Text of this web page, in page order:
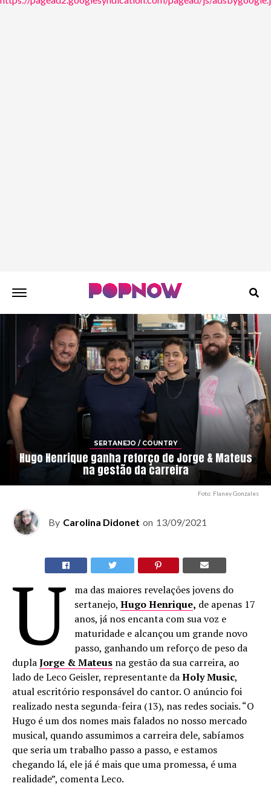
SERTANEJO / COUNTRY
Hugo Henrique ganha reforço de Jorge & Mateus
na gestão da carreira
Foto: Flaney Gonzales
By Carolina Didonet on 13/09/2021
U
ma das maiores revelações jovens do
sertanejo,Hugo Henrique, de apenas 17
anos, já nos encanta com sua voz e
maturidade e alcançou um grande novo
passo, ganhando um reforço de peso da
duplaJorge & Mateus na gestão da sua carreira, ao
lado de Leco Geisler, representante daHoly Music,
atual escritório responsável do cantor. O anúncio foi
realizado nesta segunda-feira (13), nas redes sociais. “O
Hugo é um dos nomes mais falados no nosso mercado
musical, quando assumimos a carreira dele, sabíamos
que seria um trabalho passo a passo, e estamos
chegando lá, ele já é mais que uma promessa, é uma
realidade”, comenta Leco.